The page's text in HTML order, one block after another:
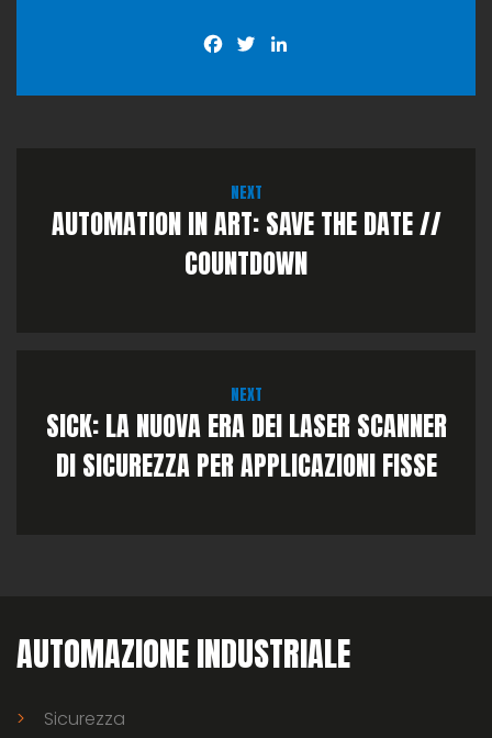
Facebook
Twitter
NEXT
AUTOMATION IN ART: SAVE THE DATE //
COUNTDOWN
NEXT
SICK: LA NUOVA ERA DEI LASER SCANNER
DI SICUREZZA PER APPLICAZIONI FISSE
AUTOMAZIONE INDUSTRIALE
Sicurezza